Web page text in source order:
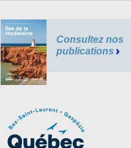
Consultez nos
publications